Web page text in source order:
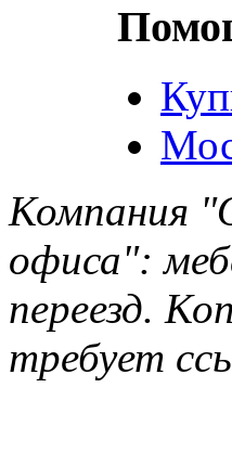
Компания
офиса":
переезд.
требует